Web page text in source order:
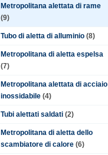
Metropolitana alettata di rame
(9)
Tubo di aletta di alluminio (8)
Metropolitana di aletta espelsa
(7)
Metropolitana alettata di acciaio
inossidabile (4)
Tubi alettati saldati (2)
Metropolitana di aletta dello
scambiatore di calore (6)